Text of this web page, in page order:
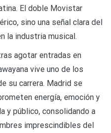
El doble Movistar
sino una señal clara del
la industria musical.
agotar entradas en
vive uno de los
su carrera. Madrid se
energía, emoción y
y público, consolidando a
imprescindibles del